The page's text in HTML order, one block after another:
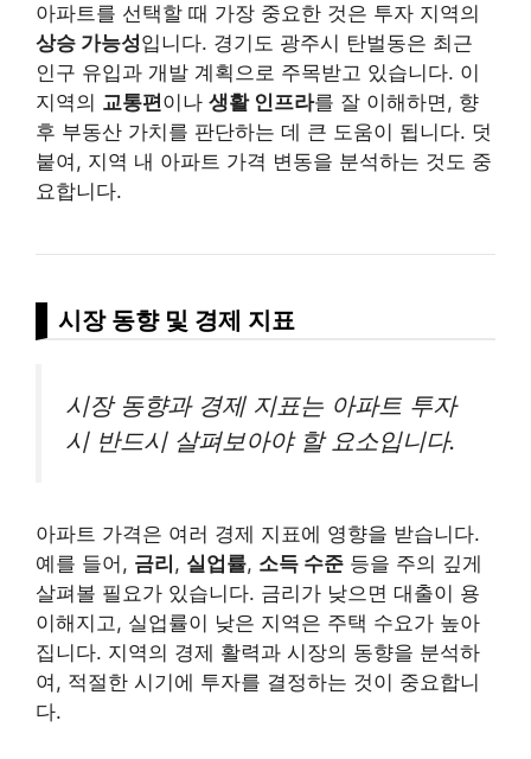
아파트를 선택할 때 가장 중요한 것은 투자 지역의
상승 가능성입니다. 경기도 광주시 탄벌동은 최근
인구 유입과 개발 계획으로 주목받고 있습니다. 이
지역의 교통편이나 생활 인프라를 잘 이해하면, 향
후 부동산 가치를 판단하는 데 큰 도움이 됩니다. 덧
붙여, 지역 내 아파트 가격 변동을 분석하는 것도 중
요합니다.
시장 동향 및 경제 지표
시장 동향과 경제 지표는 아파트 투자
시 반드시 살펴보아야 할 요소입니다.
아파트 가격은 여러 경제 지표에 영향을 받습니다.
예를 들어, 금리, 실업률, 소득 수준 등을 주의 깊게
살펴볼 필요가 있습니다. 금리가 낮으면 대출이 용
이해지고, 실업률이 낮은 지역은 주택 수요가 높아
집니다. 지역의 경제 활력과 시장의 동향을 분석하
여, 적절한 시기에 투자를 결정하는 것이 중요합니
다.